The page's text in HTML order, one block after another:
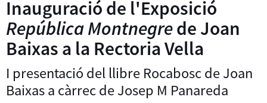
Inauguració de l'Exposició
República Montnegrede Joan
Baixas a la Rectoria Vella
I presentació del llibre Rocabosc de Joan
Baixas a càrrec de Josep M Panareda